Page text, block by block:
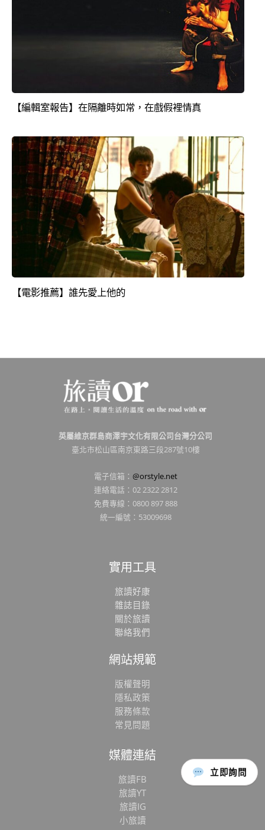
立即詢問
【編輯室報告】在隔離時如常，在戲假裡情真
【電影推薦】誰先愛上他的
英屬維京群島商澤宇文化有限公司台灣分公司
臺北市松山區南京東路三段287號10樓
電子信箱： @orstyle.net
連絡電話：02 2322 2812
免費專線：0800 897 888
統一編號：53009698
實用工具
旅讀好康
雜誌目錄
關於旅讀
聯絡我們
網站規範
版權聲明
隱私政策
服務條款
常見問題
媒體連結
旅讀FB
旅讀YT
旅讀IG
小旅讀